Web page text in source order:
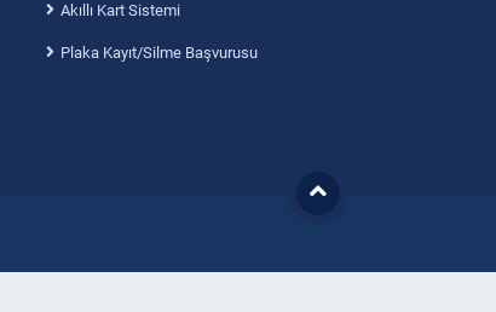
Akıllı Kart Sistemi
Plaka Kayıt/Silme Başvurusu